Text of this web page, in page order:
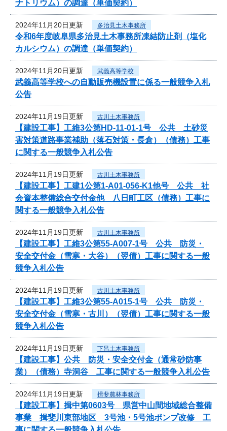
ナトリウム）の調達（単価契約）
2024年11月20日更新 多治見土木事務所
令和6年度岐阜県多治見土木事務所凍結防止剤（塩化
カルシウム）の調達（単価契約）
2024年11月20日更新 武義高等学校
武義高等学校への自動販売機設置に係る一般競争入札
公告
2024年11月19日更新 古川土木事務所
【建設工事】工維3公第HD-11-01-1号 公共 土砂災
害対策道路事業補助（落石対策・長倉）（債務）工事
に関する一般競争入札公告
2024年11月19日更新 古川土木事務所
【建設工事】工建1公第1-A01-056-K1他号 公共 社
会資本整備総合交付金他 八日町工区（債務）工事に
関する一般競争入札公告
2024年11月19日更新 古川土木事務所
【建設工事】工維3公第55-A007-1号 公共 防災・
安全交付金（雪寒・大谷）（翌債）工事に関する一般
競争入札公告
2024年11月19日更新 古川土木事務所
【建設工事】工維3公第55-A015-1号 公共 防災・
安全交付金（雪寒・古川）（翌債）工事に関する一般
競争入札公告
2024年11月19日更新 下呂土木事務所
【建設工事】公共 防災・安全交付金（通常砂防事
業）（債務）寺洞谷 工事に関する一般競争入札公告
2024年11月19日更新 揖斐農林事務所
【建設工事】揖中第0603号 県営中山間地域総合整備
事業 揖斐川東部地区 3号池・5号池ポンプ改修 工